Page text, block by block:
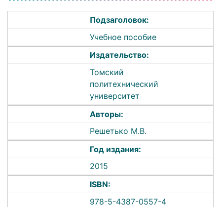
Подзаголовок:
Учебное пособие
Издательство:
Томский
политехнический
университет
Авторы:
Решетько М.В.
Год издания:
2015
ISBN:
978-5-4387-0557-4